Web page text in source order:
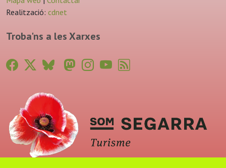
Realització: cdnet
Troba'ns a les Xarxes